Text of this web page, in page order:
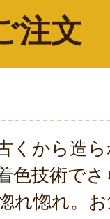
注文
くから造
色技術で
れ惚れ。